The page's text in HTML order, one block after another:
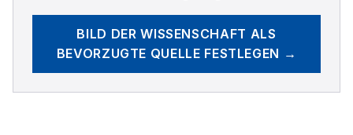
BILD DER WISSENSCHAFT ALS
BEVORZUGTE QUELLE FESTLEGEN →